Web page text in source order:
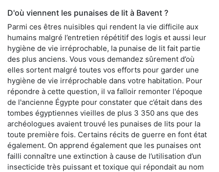
D'où viennent les punaises de lit à Bavent ?
Parmi ces êtres nuisibles qui rendent la vie difficile aux
humains malgré l’entretien répétitif des logis et aussi leur
hygiène de vie irréprochable, la punaise de lit fait partie
des plus anciens. Vous vous demandez sûrement d’où
elles sortent malgré toutes vos efforts pour garder une
hygiène de vie irréprochable dans votre habitation. Pour
répondre à cette question, il va falloir remonter l'époque
de l'ancienne Égypte pour constater que c’était dans des
tombes égyptiennes vieilles de plus 3 350 ans que des
archéologues avaient trouvé les punaises de lits pour la
toute première fois. Certains récits de guerre en font état
également. On apprend également que les punaises ont
failli connaître une extinction à cause de l’utilisation d’un
insecticide très puissant et toxique qui répondait au nom